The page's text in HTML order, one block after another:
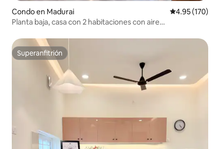
Condo en Madurai Calificación
4.95 (170)
Planta baja, casa con 2 habitaciones con aire
Superanfitrión
Superanfitrión